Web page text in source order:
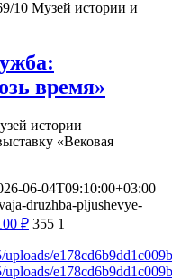
10 Музей истории и
время»
истории
«Вековая
06-04T09:10:00+03:00
druzhba-pljushevye-
₽ 355 1